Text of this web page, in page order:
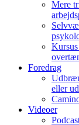
Mere
Foredrag
eller
Videoer